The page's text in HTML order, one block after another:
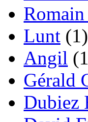
Lunt (1)
Angil
Gérald
Dubiez